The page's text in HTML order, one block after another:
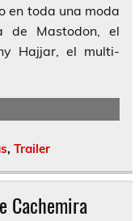
en toda una moda
de Mastodon, el
Hajjar, el multi-
, Trailer
Cachemira